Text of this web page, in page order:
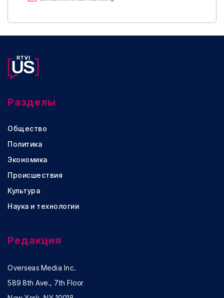
Разделы
Общество
Политика
Экономика
Происшествия
Культура
Наука и технологии
Редакция
Overseas Media Inc.
589 8th Ave., 7th Floor